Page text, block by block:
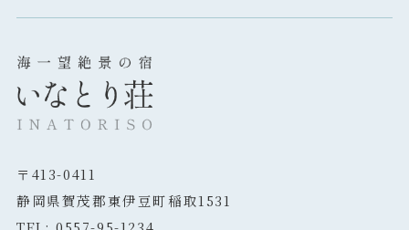
〒413-0411
静岡県賀茂郡東伊豆町稲取1531